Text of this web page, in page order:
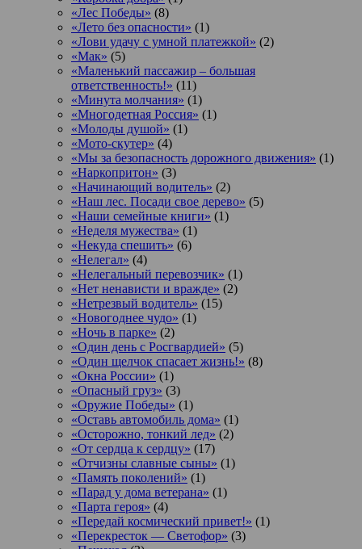
«Лес Победы» (8)
«Лето без опасности» (1)
«Лови удачу с умной платежкой» (2)
«Мак» (5)
«Маленький пассажир – большая
ответственность!» (11)
«Минута молчания» (1)
«Многодетная Россия» (1)
«Молоды душой» (1)
«Мото-скутер» (4)
«Мы за безопасность дорожного движения» (1)
«Наркопритон» (3)
«Начинающий водитель» (2)
«Наш лес. Посади свое дерево» (5)
«Наши семейные книги» (1)
«Неделя мужества» (1)
«Некуда спешить» (6)
«Нелегал» (4)
«Нелегальный перевозчик» (1)
«Нет ненависти и вражде» (2)
«Нетрезвый водитель» (15)
«Новогоднее чудо» (1)
«Ночь в парке» (2)
«Один день с Росгвардией» (5)
«Один щелчок спасает жизнь!» (8)
«Окна России» (1)
«Опасный груз» (3)
«Оружие Победы» (1)
«Оставь автомобиль дома» (1)
«Осторожно, тонкий лед» (2)
«От сердца к сердцу» (17)
«Отчизны славные сыны» (1)
«Память поколений» (1)
«Парад у дома ветерана» (1)
«Парта героя» (4)
«Передай космический привет!» (1)
«Перекресток — Светофор» (3)